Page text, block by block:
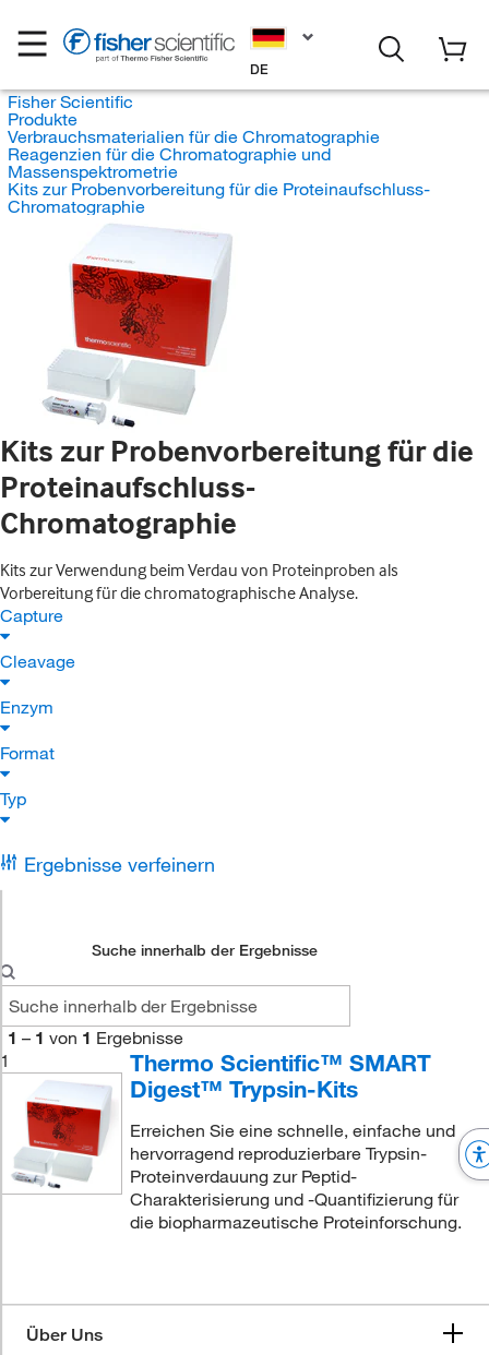
DE
Fisher Scientific
Produkte
Verbrauchsmaterialien für die Chromatographie
Reagenzien für die Chromatographie und
Massenspektrometrie
Kits zur Probenvorbereitung für die Proteinaufschluss-
Chromatographie
Kits zur Probenvorbereitung für die
Proteinaufschluss-
Chromatographie
Kits zur Verwendung beim Verdau von Proteinproben als
Vorbereitung für die chromatographische Analyse.
Capture
Cleavage
Enzym
Format
Typ
Ergebnisse verfeinern
Suche innerhalb der Ergebnisse
1 – 1 von 1 Ergebnisse
1
Thermo Scientific™ SMART
Digest™ Trypsin-Kits
Erreichen Sie eine schnelle, einfache und
hervorragend reproduzierbare Trypsin-
Proteinverdauung zur Peptid-
Charakterisierung und -Quantifizierung für
die biopharmazeutische Proteinforschung.
Über Uns